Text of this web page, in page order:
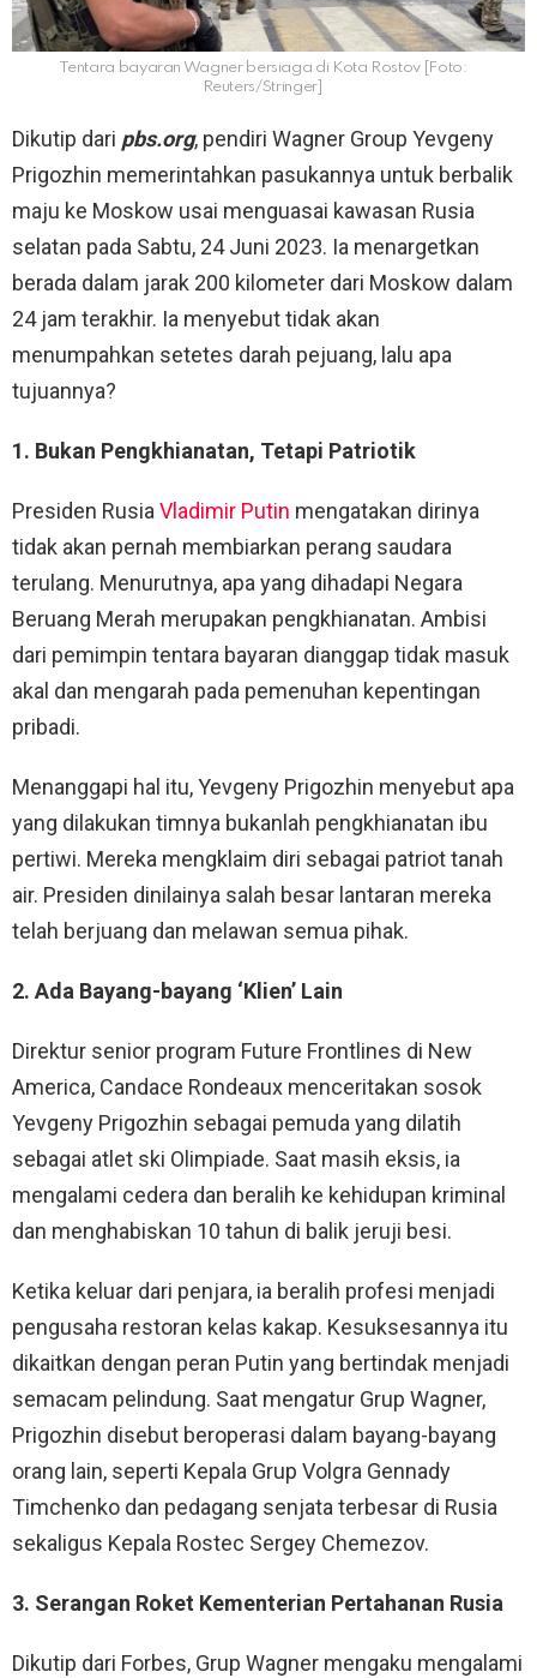
Tentara bayaran Wagner bersiaga di Kota Rostov [Foto:
Reuters/Stringer]
Dikutip dari pbs.org, pendiri Wagner Group Yevgeny
Prigozhin memerintahkan pasukannya untuk berbalik
maju ke Moskow usai menguasai kawasan Rusia
selatan pada Sabtu, 24 Juni 2023. Ia menargetkan
berada dalam jarak 200 kilometer dari Moskow dalam
24 jam terakhir. Ia menyebut tidak akan
menumpahkan setetes darah pejuang, lalu apa
tujuannya?
1. Bukan Pengkhianatan, Tetapi Patriotik
Presiden Rusia Vladimir Putin mengatakan dirinya
tidak akan pernah membiarkan perang saudara
terulang. Menurutnya, apa yang dihadapi Negara
Beruang Merah merupakan pengkhianatan. Ambisi
dari pemimpin tentara bayaran dianggap tidak masuk
akal dan mengarah pada pemenuhan kepentingan
pribadi.
Menanggapi hal itu, Yevgeny Prigozhin menyebut apa
yang dilakukan timnya bukanlah pengkhianatan ibu
pertiwi. Mereka mengklaim diri sebagai patriot tanah
air. Presiden dinilainya salah besar lantaran mereka
telah berjuang dan melawan semua pihak.
2. Ada Bayang-bayang ‘Klien’ Lain
Direktur senior program Future Frontlines di New
America, Candace Rondeaux menceritakan sosok
Yevgeny Prigozhin sebagai pemuda yang dilatih
sebagai atlet ski Olimpiade. Saat masih eksis, ia
mengalami cedera dan beralih ke kehidupan kriminal
dan menghabiskan 10 tahun di balik jeruji besi.
Ketika keluar dari penjara, ia beralih profesi menjadi
pengusaha restoran kelas kakap. Kesuksesannya itu
dikaitkan dengan peran Putin yang bertindak menjadi
semacam pelindung. Saat mengatur Grup Wagner,
Prigozhin disebut beroperasi dalam bayang-bayang
orang lain, seperti Kepala Grup Volgra Gennady
Timchenko dan pedagang senjata terbesar di Rusia
sekaligus Kepala Rostec Sergey Chemezov.
3. Serangan Roket Kementerian Pertahanan Rusia
Dikutip dari Forbes, Grup Wagner mengaku mengalami